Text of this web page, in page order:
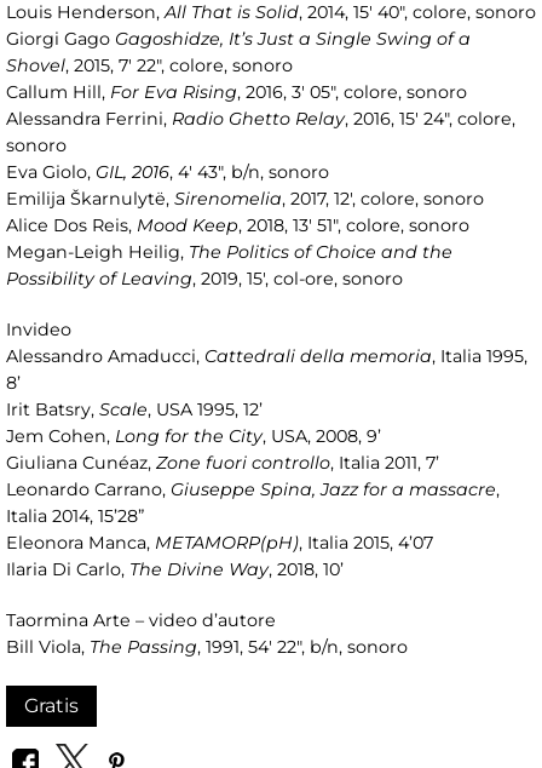
Louis Henderson,All That is Solid, 2014, 15' 40", colore, sonoro
Giorgi Gago Gagoshidze, It’s Just a Single Swing of a
Shovel, 2015, 7' 22", colore, sonoro
Callum Hill, For Eva Rising, 2016, 3' 05", colore, sonoro
Alessandra Ferrini, Radio Ghetto Relay, 2016, 15' 24", colore,
sonoro
Eva Giolo, GIL, 2016, 4' 43", b/n, sonoro
Emilija Škarnulytë, Sirenomelia, 2017, 12', colore, sonoro
Alice Dos Reis, Mood Keep, 2018, 13' 51", colore, sonoro
Megan-Leigh Heilig, The Politics of Choice and the
Possibility of Leaving, 2019, 15', col-ore, sonoro
Invideo
Alessandro Amaducci, Cattedrali della memoria, Italia 1995,
8’
Irit Batsry, Scale, USA 1995, 12’
Jem Cohen, Long for the City, USA, 2008, 9’
Giuliana Cunéaz, Zone fuori controllo, Italia 2011, 7’
Leonardo Carrano, Giuseppe Spina, Jazz for a massacre,
Italia 2014, 15’28”
Eleonora Manca, METAMORP(pH), Italia 2015, 4’07
Ilaria Di Carlo, The Divine Way, 2018, 10’
Taormina Arte – video d’autore
Bill Viola, The Passing, 1991, 54' 22", b/n, sonoro
Gratis